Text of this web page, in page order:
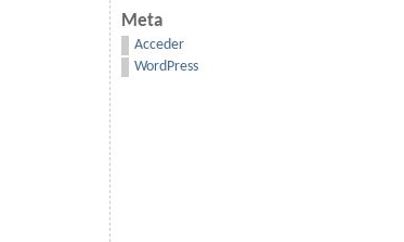
Meta
Acceder
WordPress